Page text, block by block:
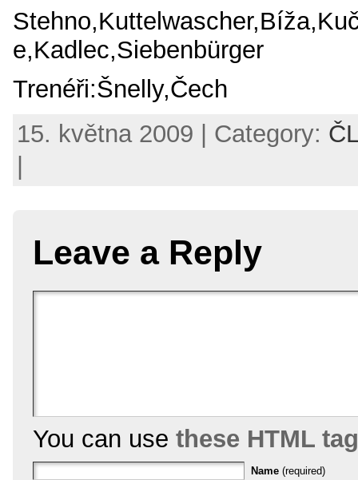
e,Kadlec,Siebenbürger
Trenéři:Šnelly,Čech
15. května 2009 | Category:
|
Leave a Reply
You can use these HTML
Name (required)